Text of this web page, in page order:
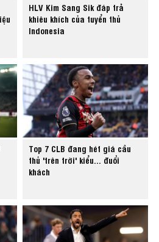
HLV Kim Sang Sik đáp trả
khiêu khích của tuyển thủ
Indonesia
Top 7 CLB đang hét giá cầu
thủ 'trên trời' kiểu... đuổi
khách